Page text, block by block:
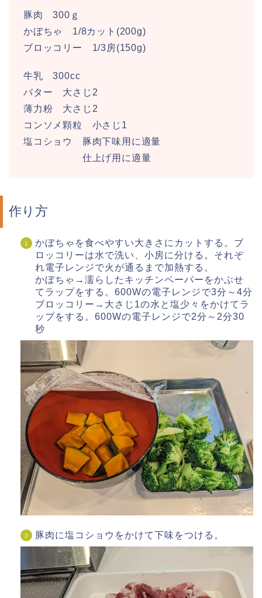
豚肉 300ｇ
かぼちゃ 1/8カット(200g)
ブロッコリー 1/3房(150g)
牛乳 300cc
バター 大さじ2
薄力粉 大さじ2
コンソメ顆粒 小さじ1
塩コショウ 豚肉下味用に適量
仕上げ用に適量
作り方
かぼちゃを食べやすい大きさにカットする。ブ
ロッコリーは水で洗い、小房に分ける。それぞ
れ電子レンジで火が通るまで加熱する。
かぼちゃ→濡らしたキッチンペーパーをかぶせ
てラップをする。600Wの電子レンジで3分～4分
ブロッコリー→大さじ1の水と塩少々をかけてラ
ップをする。600Wの電子レンジで2分～2分30
秒
豚肉に塩コショウをかけて下味をつける。